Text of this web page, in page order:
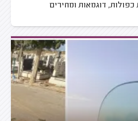
דוגמאות ומחירים